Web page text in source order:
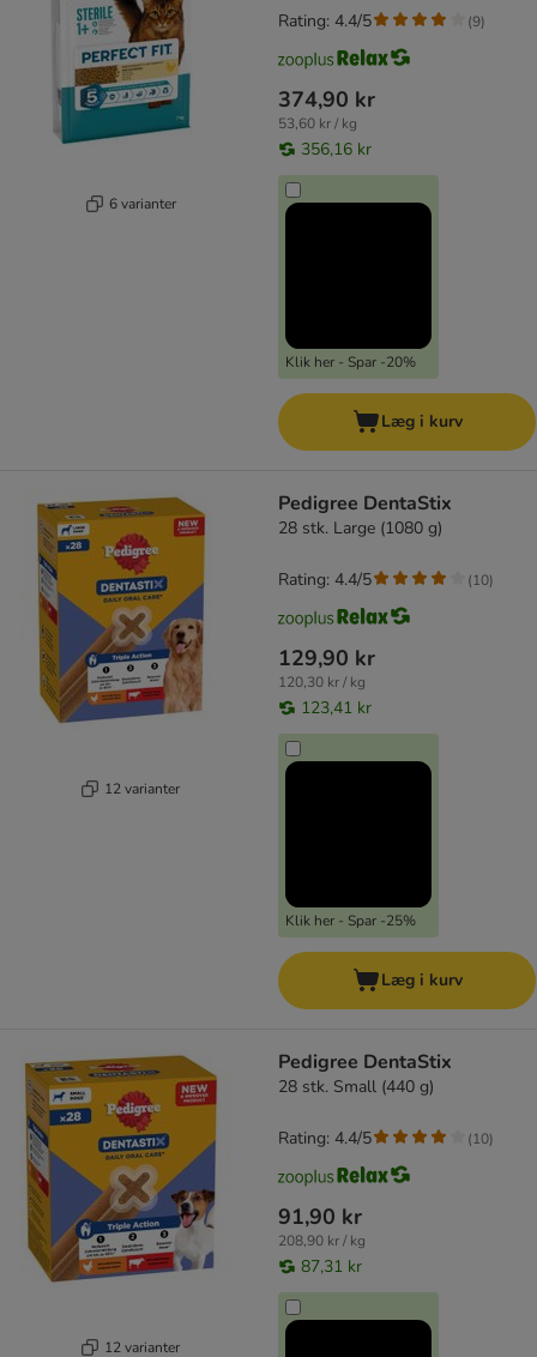
6 varianter
374,90 kr
53,60 kr / kg
356,16 kr
Klik her - Spar -20%
Rating: 4.4/5 (9)
Læg i kurv
12 varianter
Pedigree DentaStix
28 stk. Large (1080 g)
129,90 kr
120,30 kr / kg
123,41 kr
Klik her - Spar -25%
Rating: 4.4/5 (10)
Læg i kurv
12 varianter
Pedigree DentaStix
28 stk. Small (440 g)
91,90 kr
208,90 kr / kg
87,31 kr
Rating: 4.4/5 (10)